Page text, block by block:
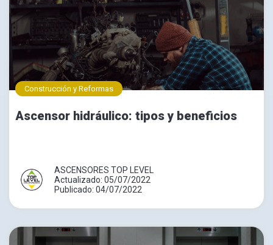
Construcción y Reformas
Ascensor hidráulico: tipos y beneficios
ASCENSORES TOP LEVEL
Actualizado: 05/07/2022
Publicado: 04/07/2022